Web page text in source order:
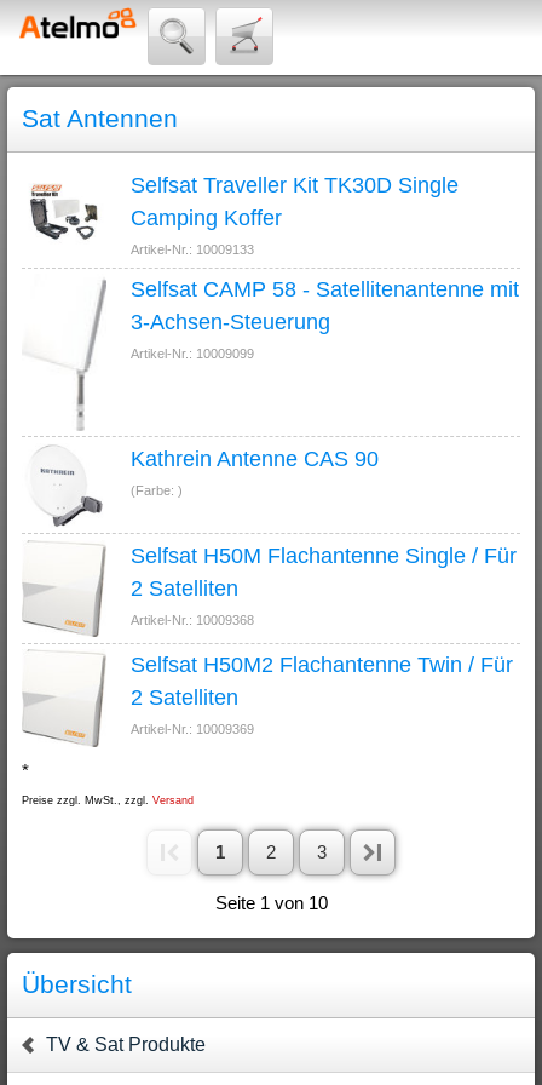
Sat Antennen
Selfsat Traveller Kit TK30D Single
Camping Koffer
Artikel-Nr.: 10009133
Selfsat CAMP 58 - Satellitenantenne mit
3-Achsen-Steuerung
Artikel-Nr.: 10009099
Kathrein Antenne CAS 90
(Farbe: )
Selfsat H50M Flachantenne Single / Für
2 Satelliten
Artikel-Nr.: 10009368
Selfsat H50M2 Flachantenne Twin / Für
2 Satelliten
Artikel-Nr.: 10009369
*
Preise zzgl. MwSt., zzgl. Versand
1 2 3
Seite 1 von 10
Übersicht
TV & Sat Produkte